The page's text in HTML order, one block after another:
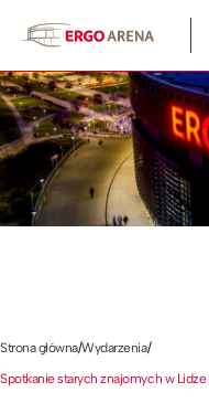
Strona główna/Wydarzenia/
Spotkanie starych znajomych w